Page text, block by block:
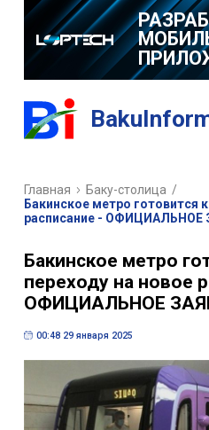
Главная Баку-столица /
Бакинское метро готовится
расписание - ОФИЦИАЛЬНОЕ
Бакинское метро
переходу на новое
ОФИЦИАЛЬНОЕ
00:48 29 января 2025